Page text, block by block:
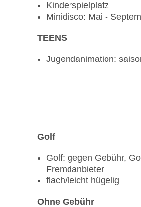
Kinderspielplatz
Minidisco: Mai -
TEENS
Jugendanimation:
Golf
Golf: gegen Gebühr,
Fremdanbieter
flach/leicht hügelig
Ohne Gebühr